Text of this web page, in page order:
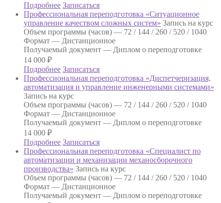
Подробнее Записаться
Профессиональная переподготовка «Ситуационное
управление качеством сложных систем» Запись на курс
Объем программы (часов) — 72 / 144 / 260 / 520 / 1040
Формат — Дистанционное
Получаемый документ — Диплом о переподготовке
14 000 ₽
Подробнее Записаться
Профессиональная переподготовка «Диспетчеризация,
автоматизация и управление инженерными системами»
Запись на курс
Объем программы (часов) — 72 / 144 / 260 / 520 / 1040
Формат — Дистанционное
Получаемый документ — Диплом о переподготовке
14 000 ₽
Подробнее Записаться
Профессиональная переподготовка «Специалист по
автоматизации и механизации механосборочного
производства» Запись на курс
Объем программы (часов) — 72 / 144 / 260 / 520 / 1040
Формат — Дистанционное
Получаемый документ — Диплом о переподготовке